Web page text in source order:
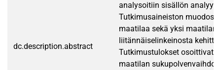
dc.description.abstract
analysoitiin sisällön
Tutkimusaineiston
maatilaa sekä yksi maatilan
liitännäiselinkeinosta
Tutkimustulokset osoittivat,
maatilan